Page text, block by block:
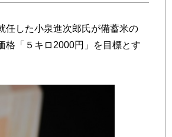
した小泉進次郎氏が備蓄米の
格「５キロ2000円」を目標とす